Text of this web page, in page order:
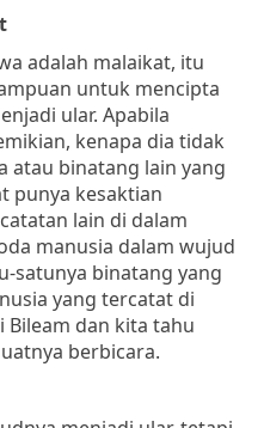
adalah malaikat, itu
untuk mencipta
ular. Apabila
kenapa dia tidak
atau binatang lain yang
punya kesaktian
lain di dalam
manusia dalam wujud
satunya binatang yang
yang tercatat di
Bileam dan kita tahu
berbicara.